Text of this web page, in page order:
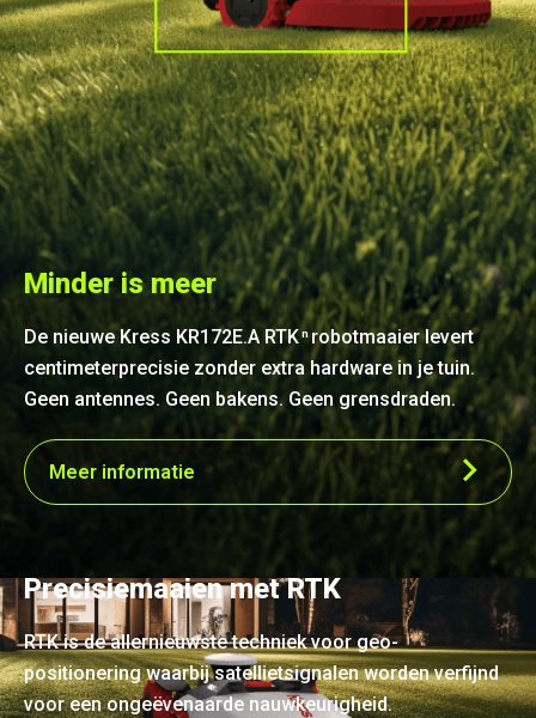
Minder is meer
De nieuwe Kress KR172E.A RTK nrobotmaaier levert
centimeterprecisie zonder extra hardware in je tuin.
Geen antennes. Geen bakens. Geen grensdraden.
Meer informatie
Precisiemaaien met RTK
RTK is de allernieuwste techniek voor geo-
positionering waarbij satellietsignalen worden verfijnd
voor een ongeëvenaarde nauwkeurigheid.